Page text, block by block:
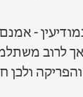
-
לרוב
ולכן